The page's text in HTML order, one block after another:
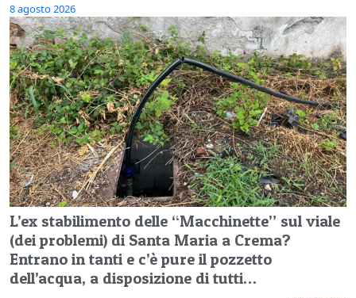
8 agosto 2026
L’ex stabilimento delle “Macchinette” sul viale
(dei problemi) di Santa Maria a Crema?
Entrano in tanti e c’è pure il pozzetto
dell’acqua, a disposizione di tutti…